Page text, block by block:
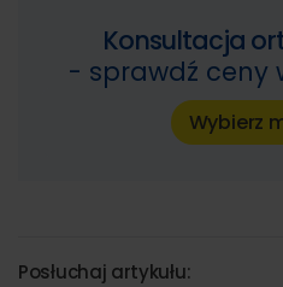
Konsultacja
- sprawdź ceny
Wybierz
Posłuchaj artykułu: